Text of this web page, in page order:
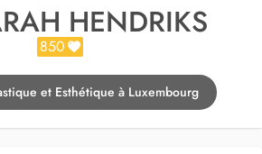
HENDRIKS
850
et Esthétique à Luxembourg